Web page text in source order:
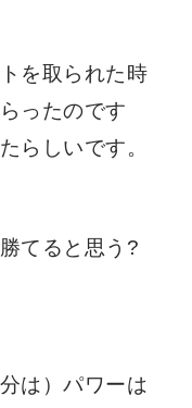
を取られた時
ったのです
らしいです。
てると思う?
は）パワーは